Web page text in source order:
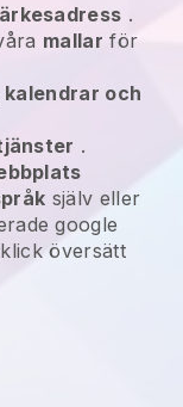
.
mallar för
och
.
själv eller
google
översätt